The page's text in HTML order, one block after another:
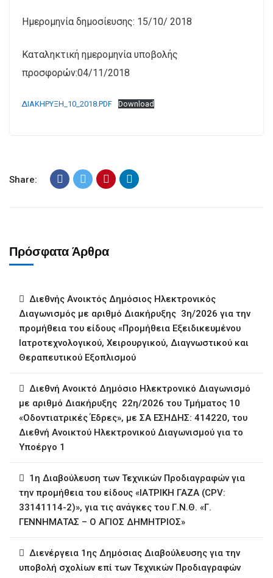
Ημερομηνία δημοσίευσης: 15/10/ 2018
Καταληκτική ημερομηνία υποβολής
προσφορών:04/11/2018
ΔΙΑΚΗΡΥΞΗ_10_2018.PDF Download
Share:
Πρόσφατα Άρθρα
Διεθνής Ανοικτός Δημόσιος Ηλεκτρονικός
Διαγωνισμός με αριθμό Διακήρυξης 3η/2026 για την
προμήθεια του είδους «Προμήθεια Εξειδικευμένου
Ιατροτεχνολογικού, Χειρουργικού, Διαγνωστικού και
Θεραπευτικού Εξοπλισμού
Διεθνή Ανοικτό Δημόσιο Ηλεκτρονικό Διαγωνισμό
με αριθμό Διακήρυξης 22η/2026 του Τμήματος 10
«Οδοντιατρικές Έδρες», με ΣΑ ΕΣΗΔΗΣ: 414220, του
Διεθνή Ανοικτού Ηλεκτρονικού Διαγωνισμού για το
Υποέργο 1
1η ∆ιαβούλευση των Τεχνικών Προδιαγραφών για
την προμήθεια του είδους «ΙΑΤΡΙΚΗ ΓΑΖΑ (CPV:
33141114-2)», για τις ανάγκες του Γ.Ν.Θ. «Γ.
ΓΕΝΝΗΜΑΤΑΣ – Ο ΑΓΙΟΣ ΔΗΜΗΤΡΙΟΣ»
∆ιενέργεια 1ης ∆ηµόσιας ∆ιαβούλευσης για την
υποβολή σχολίων επί των Τεχνικών Προδιαγραφών